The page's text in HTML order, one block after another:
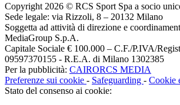
Copyright 2026 © RCS Sport Spa a socio
Sede legale: via Rizzoli, 8 – 20132 Milano
Soggetta ad attività di direzione e
MediaGroup S.p.A.
Capitale Sociale € 100.000 – C.F./P.IVA/
09597370155 - R.E.A. di Milano 1302385
Per la pubblicità: CAIRORCS MEDIA
Preferenze sui cookie - Safeguarding - Cookie
Stato del consenso ai cookie: